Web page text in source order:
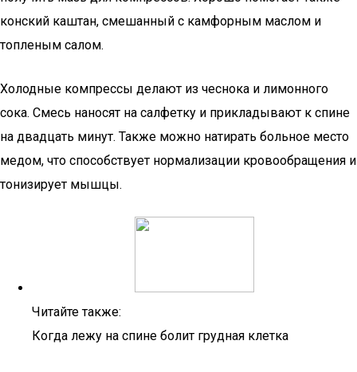
конский каштан, смешанный с камфорным маслом и
топленым салом.
Холодные компрессы делают из чеснока и лимонного
сока. Смесь наносят на салфетку и прикладывают к спине
на двадцать минут. Также можно натирать больное место
медом, что способствует нормализации кровообращения и
тонизирует мышцы.
Читайте также:
Когда лежу на спине болит грудная клетка